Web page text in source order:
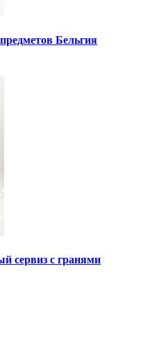
Бельгия
сервиз с гранями